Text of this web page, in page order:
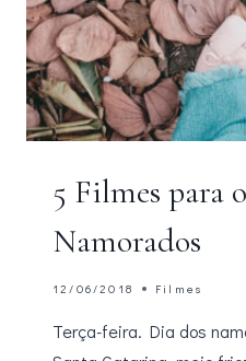
5 Filmes para
Namorados
12/06/2018 Filmes
Terça-feira. Dia dos